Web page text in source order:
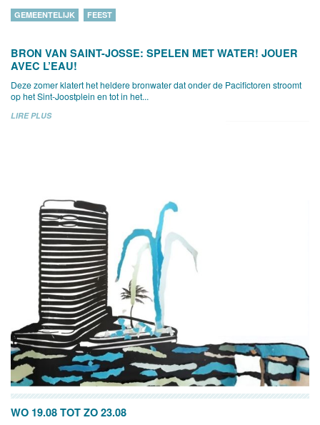
GEMEENTELIJK FEEST
BRON VAN SAINT-JOSSE: SPELEN MET WATER! JOUER
AVEC L’EAU!
Deze zomer klatert het heldere bronwater dat onder de Pacifictoren stroomt
op het Sint-Joostplein en tot in het...
LIRE PLUS
WO 19.08 TOT ZO 23.08